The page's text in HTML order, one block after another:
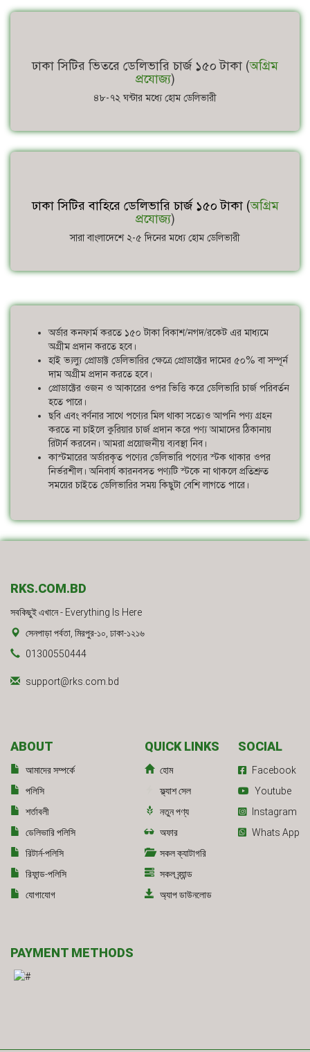
ঢাকা সিটির ভিতরে ডেলিভারি চার্জ ১৫০ টাকা (অগ্রিম
প্রযোজ্য)
৪৮-৭২ ঘন্টার মধ্যে হোম ডেলিভারী
ঢাকা সিটির বাহিরে ডেলিভারি চার্জ ১৫০ টাকা (অগ্রিম
প্রযোজ্য)
সারা বাংলাদেশে ২-৫ দিনের মধ্যে হোম ডেলিভারী
অর্ডার কনফার্ম করতে ১৫০ টাকা বিকাশ/নগদ/রকেট এর মাধ্যমে
অগ্রীম প্রদান করতে হবে।
হাই ভ্যল্যু প্রোডাক্ট ডেলিভারির ক্ষেত্রে প্রোডাক্টের দামের ৫০% বা সম্পূর্ন
দাম অগ্রীম প্রদান করতে হবে।
প্রোডাক্টের ওজন ও আকারের ওপর ভিত্তি করে ডেলিভারি চার্জ পরিবর্তন
হতে পারে।
ছবি এবং বর্ণনার সাথে পণ্যের মিল থাকা সত্যেও আপনি পণ্য গ্রহন
করতে না চাইলে কুরিয়ার চার্জ প্রদান করে পণ্য আমাদের ঠিকানায়
রিটার্ন করবেন। আমরা প্রয়োজনীয় ব্যবস্থা নিব।
কাস্টমারের অর্ডারকৃত পণ্যের ডেলিভারি পণ্যের স্টক থাকার ওপর
নির্ভরশীল। অনিবার্য কারনবসত পণ্যটি স্টকে না থাকলে প্রতিশ্রুত
সময়ের চাইতে ডেলিভারির সময় কিছুটা বেশি লাগতে পারে।
RKS.COM.BD
সবকিছুই এখানে - Everything Is Here
সেনপাড়া পর্বতা, মিরপুর-১০, ঢাকা-১২১৬
01300550444
support@rks.com.bd
ABOUT
আমাদের সম্পর্কে
পলিসি
শর্তাবলী
ডেলিভারি পলিসি
রিটার্ন-পলিসি
রিফান্ড-পলিসি
যোগাযোগ
QUICK LINKS
হোম
ফ্ল্যাশ সেল
নতুন পণ্য
অফার
সকল ক্যাটাগরি
সকল ব্র্যান্ড
অ্যাপ ডাউনলোড
SOCIAL
Facebook
Youtube
Instagram
Whats App
PAYMENT METHODS